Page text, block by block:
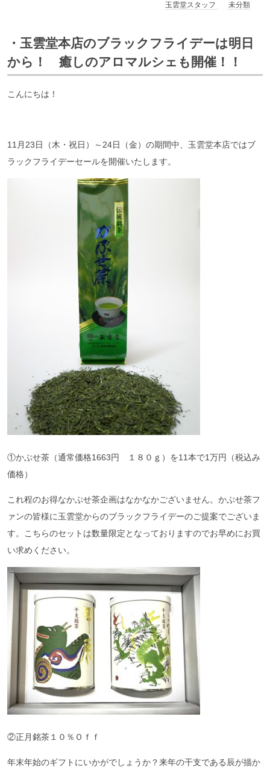
玉雲堂スタッフ 未分類
・玉雲堂本店のブラックフライデーは明日
から！ 癒しのアロマルシェも開催！！
こんにちは！
11月23日（木・祝日）～24日（金）の期間中、玉雲堂本店ではブ
ラックフライデーセールを開催いたします。
①かぶせ茶（通常価格1663円 １８０ｇ）を11本で1万円（税込み
価格）
これ程のお得なかぶせ茶企画はなかなかございません。かぶせ茶フ
ァンの皆様に玉雲堂からのブラックフライデーのご提案でございま
す。こちらのセットは数量限定となっておりますのでお早めにお買
い求めください。
②正月銘茶１０％Ｏｆｆ
年末年始のギフトにいかがでしょうか？来年の干支である辰が描か